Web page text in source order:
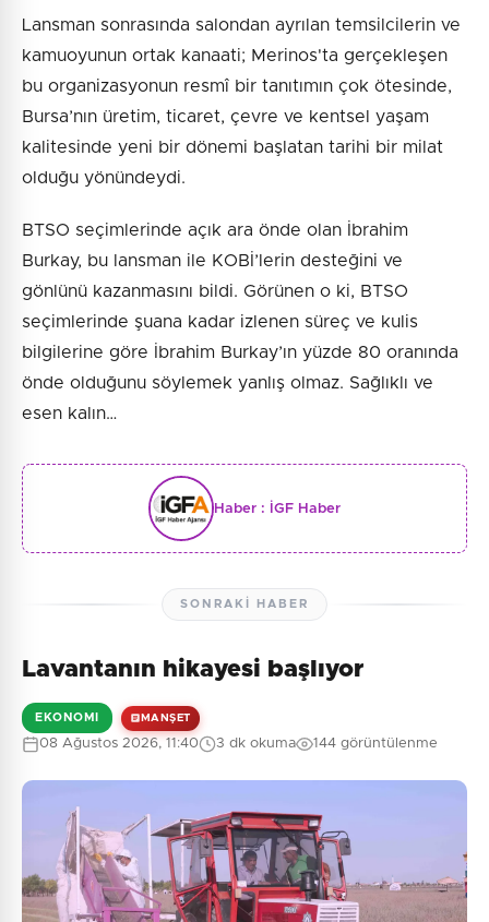
Lansman sonrasında salondan ayrılan temsilcilerin ve
kamuoyunun ortak kanaati; Merinos'ta gerçekleşen
bu organizasyonun resmî bir tanıtımın çok ötesinde,
Bursa’nın üretim, ticaret, çevre ve kentsel yaşam
kalitesinde yeni bir dönemi başlatan tarihi bir milat
olduğu yönündeydi.
BTSO seçimlerinde açık ara önde olan İbrahim
Burkay, bu lansman ile KOBİ’lerin desteğini ve
gönlünü kazanmasını bildi. Görünen o ki, BTSO
seçimlerinde şuana kadar izlenen süreç ve kulis
bilgilerine göre İbrahim Burkay’ın yüzde 80 oranında
önde olduğunu söylemek yanlış olmaz. Sağlıklı ve
esen kalın…
Haber : İGF Haber
SONRAKI HABER
Lavantanın hikayesi başlıyor
EKONOMI MANŞET
08 Ağustos 2026, 11:40 3 dk okuma 144 görüntülenme